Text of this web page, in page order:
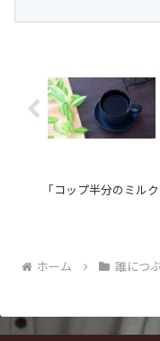
「コップ半分のミル
ホーム 誰につ